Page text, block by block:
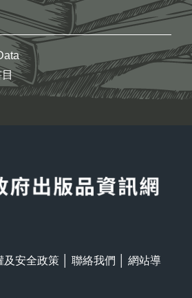
目
及安全政策 聯絡我們
網站導